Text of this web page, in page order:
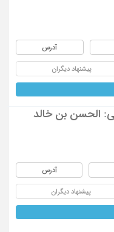
آدرس
پیشنهاد دیگران
الحسن بن خالد
آدرس
پیشنهاد دیگران